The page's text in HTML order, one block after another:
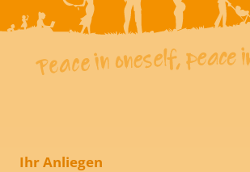
Ihr Anliegen